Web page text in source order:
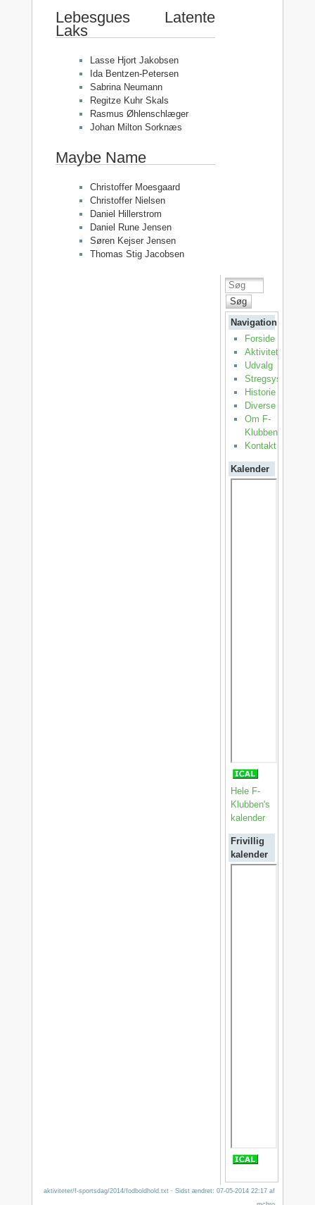
Lebesgues Latente
Laks
Lasse Hjort Jakobsen
Ida Bentzen-Petersen
Sabrina Neumann
Regitze Kuhr Skals
Rasmus Øhlenschlæger
Johan Milton Sorknæs
Maybe Name
Christoffer Moesgaard
Christoffer Nielsen
Daniel Hillerstrom
Daniel Rune Jensen
Søren Kejser Jensen
Thomas Stig Jacobsen
Søg
Navigation
Forside
Aktiviteter
Udvalg
Stregsystemet
Historie
Diverse
Om F-
Klubben
Kontakt
Kalender
Hele F-
Klubben's
kalender
Frivillig
kalender
aktiviteter/f-sportsdag/2014/fodboldhold.txt · Sidst ændret: 07-05-2014 22:17 af